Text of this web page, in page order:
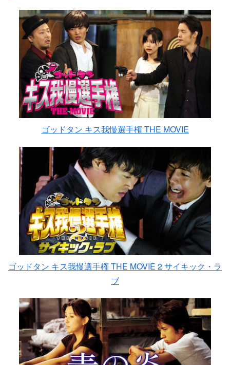
ゴッドタン キス我慢選手権 THE MOVIE
ゴッドタン キス我慢選手権 THE MOVIE 2 サイキック・ラ
ブ